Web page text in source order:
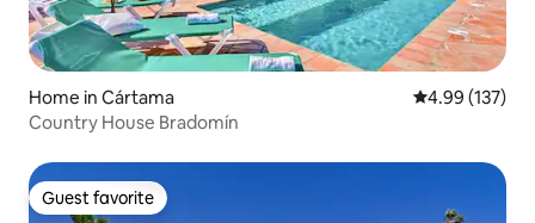
Home in Cártama 4.99 out of 5
4.99 (137)
Country House Bradomín
Guest favorite
Guest favorite